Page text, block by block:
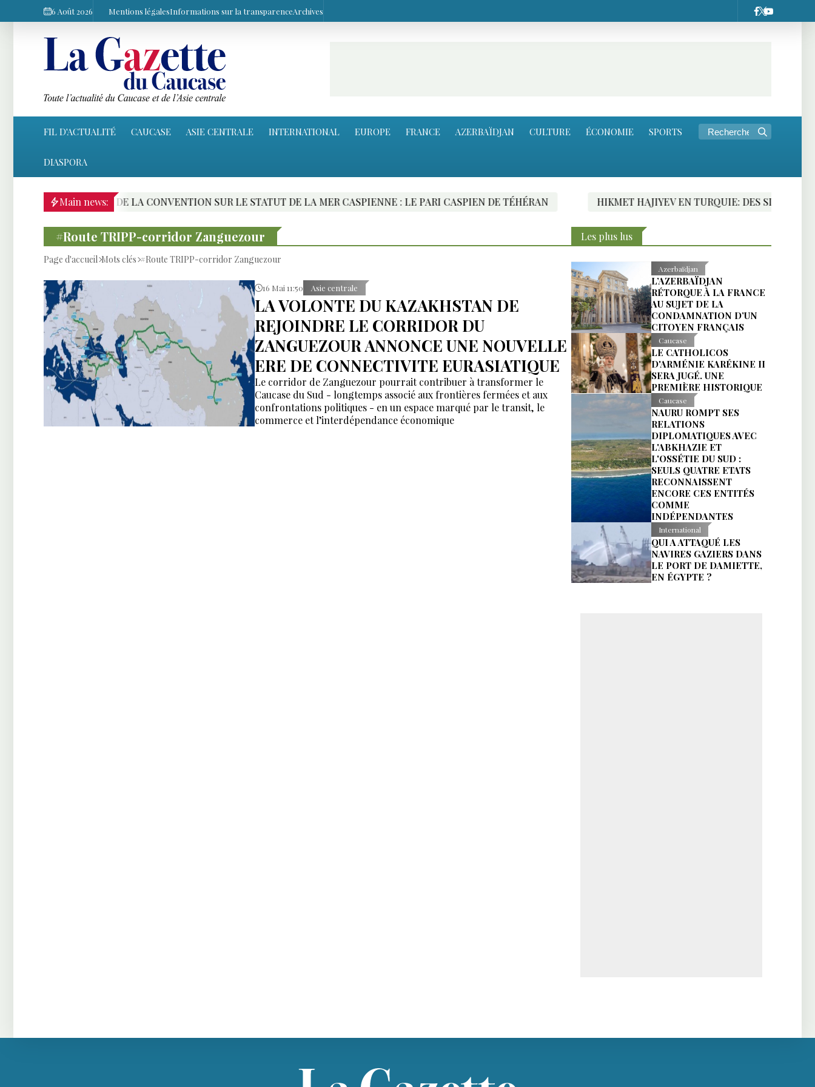
6 Août 2026 Mentions légalesInformations sur la transparenceArchives
FIL D'ACTUALITÉ CAUCASE ASIE CENTRALE INTERNATIONAL EUROPE FRANCE AZERBAÏDJAN CULTURE ÉCONOMIE SPORTS
DIASPORA
Main news:
DE LA CONVENTION SUR LE STATUT DE LA MER CASPIENNE : LE PARI CASPIEN DE TÉHÉRAN HIKMET HAJIYEV EN TURQUIE: DES SIGNES
#Route TRIPP-corridor Zanguezour
Page d'accueil Mots clés #Route TRIPP-corridor Zanguezour
16 Mai 11:50 Asie centrale
LA VOLONTE DU KAZAKHSTAN DE
REJOINDRE LE CORRIDOR DU
ZANGUEZOUR ANNONCE UNE NOUVELLE
ERE DE CONNECTIVITE EURASIATIQUE
Le corridor de Zanguezour pourrait contribuer à transformer le
Caucase du Sud - longtemps associé aux frontières fermées et aux
confrontations politiques - en un espace marqué par le transit, le
commerce et l’interdépendance économique
Les plus lus
Azerbaïdjan
L’AZERBAÏDJAN
RÉTORQUE À LA FRANCE
AU SUJET DE LA
CONDAMNATION D’UN
CITOYEN FRANÇAIS
Caucase
LE CATHOLICOS
D'ARMÉNIE KARÉKINE II
SERA JUGÉ. UNE
PREMIÈRE HISTORIQUE
Caucase
NAURU ROMPT SES
RELATIONS
DIPLOMATIQUES AVEC
L'ABKHAZIE ET
L'OSSÉTIE DU SUD :
SEULS QUATRE ETATS
RECONNAISSENT
ENCORE CES ENTITÉS
COMME
INDÉPENDANTES
International
QUI A ATTAQUÉ LES
NAVIRES GAZIERS DANS
LE PORT DE DAMIETTE,
EN ÉGYPTE ?